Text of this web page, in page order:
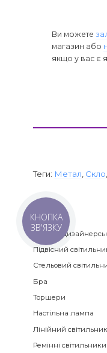
Ви можете
магазин або
якщо у вас є
Теги: Метал Скло
Категорії
Люстри
Підвісний
Стельовий
Бра
Торшери
Настільна лампа
Лінійний світильник
Ремінні
КНОПКА
ЗВ'ЯЗКУ